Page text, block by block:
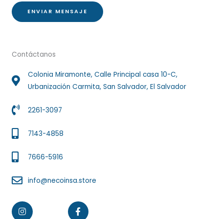
e
ENVIAR MENSAJE
Contáctanos
Colonia Miramonte, Calle Principal casa 10-C,
Urbanización Carmita, San Salvador, El Salvador
2261-3097
7143-4858
7666-5916
info@necoinsa.store
Instagram Facebook-
f